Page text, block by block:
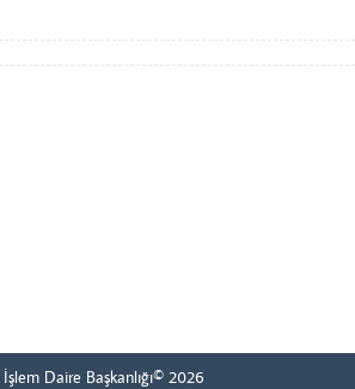
Daire Başkanlığı© 2026